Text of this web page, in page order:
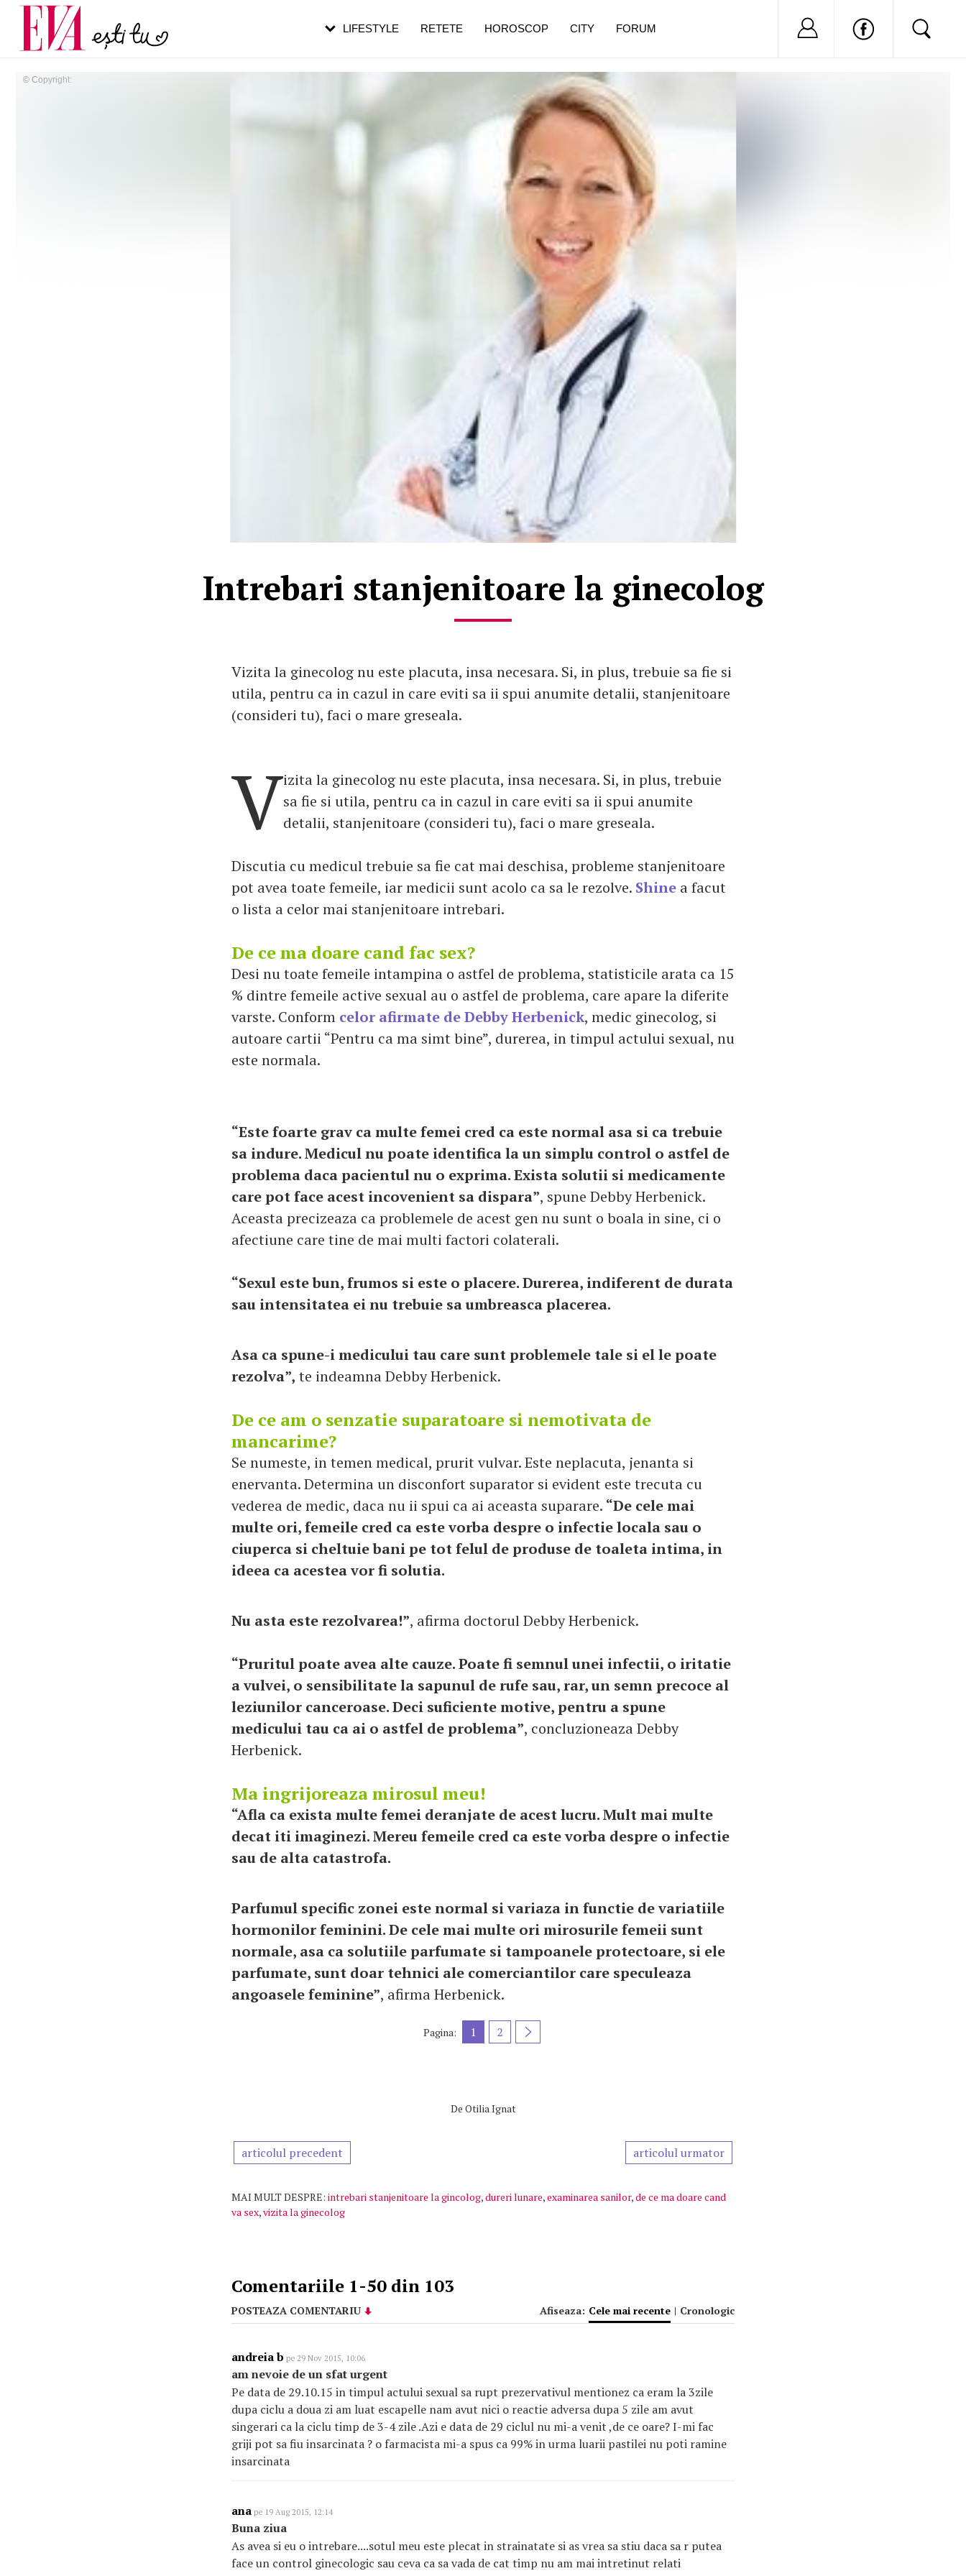
© Copyright:
Intrebari stanjenitoare la ginecolog
Vizita la ginecolog nu este placuta, insa necesara. Si, in plus, trebuie sa fie si
utila, pentru ca in cazul in care eviti sa ii spui anumite detalii, stanjenitoare
(consideri tu), faci o mare greseala.
Vizita la ginecolog nu este placuta, insa necesara. Si, in plus, trebuie
sa fie si utila, pentru ca in cazul in care eviti sa ii spui anumite
detalii, stanjenitoare (consideri tu), faci o mare greseala.
Discutia cu medicul trebuie sa fie cat mai deschisa, probleme stanjenitoare
pot avea toate femeile, iar medicii sunt acolo ca sa le rezolve. Shine a facut
o lista a celor mai stanjenitoare intrebari.
De ce ma doare cand fac sex?
Desi nu toate femeile intampina o astfel de problema, statisticile arata ca 15
% dintre femeile active sexual au o astfel de problema, care apare la diferite
varste. Conform celor afirmate de Debby Herbenick, medic ginecolog, si
autoare cartii “Pentru ca ma simt bine”, durerea, in timpul actului sexual, nu
este normala.
“Este foarte grav ca multe femei cred ca este normal asa si ca trebuie
sa indure. Medicul nu poate identifica la un simplu control o astfel de
problema daca pacientul nu o exprima. Exista solutii si medicamente
care pot face acest incovenient sa dispara”, spune Debby Herbenick.
Aceasta precizeaza ca problemele de acest gen nu sunt o boala in sine, ci o
afectiune care tine de mai multi factori colaterali.
“Sexul este bun, frumos si este o placere. Durerea, indiferent de durata
sau intensitatea ei nu trebuie sa umbreasca placerea.
Asa ca spune-i medicului tau care sunt problemele tale si el le poate
rezolva”, te indeamna Debby Herbenick.
De ce am o senzatie suparatoare si nemotivata de
mancarime?
Se numeste, in temen medical, prurit vulvar. Este neplacuta, jenanta si
enervanta. Determina un disconfort suparator si evident este trecuta cu
vederea de medic, daca nu ii spui ca ai aceasta suparare. “De cele mai
multe ori, femeile cred ca este vorba despre o infectie locala sau o
ciuperca si cheltuie bani pe tot felul de produse de toaleta intima, in
ideea ca acestea vor fi solutia.
Nu asta este rezolvarea!”, afirma doctorul Debby Herbenick.
“Pruritul poate avea alte cauze. Poate fi semnul unei infectii, o iritatie
a vulvei, o sensibilitate la sapunul de rufe sau, rar, un semn precoce al
leziunilor canceroase. Deci suficiente motive, pentru a spune
medicului tau ca ai o astfel de problema”, concluzioneaza Debby
Herbenick.
Ma ingrijoreaza mirosul meu!
“Afla ca exista multe femei deranjate de acest lucru. Mult mai multe
decat iti imaginezi. Mereu femeile cred ca este vorba despre o infectie
sau de alta catastrofa.
Parfumul specific zonei este normal si variaza in functie de variatiile
hormonilor feminini. De cele mai multe ori mirosurile femeii sunt
normale, asa ca solutiile parfumate si tampoanele protectoare, si ele
parfumate, sunt doar tehnici ale comerciantilor care speculeaza
angoasele feminine”, afirma Herbenick.
Pagina: 1 2
De Otilia Ignat
articolul precedent articolul urmator
MAI MULT DESPRE: intrebari stanjenitoare la gincolog,dureri lunare,examinarea sanilor,de ce ma doare cand
va sex,vizita la ginecolog
Comentariile 1-50 din 103
POSTEAZA COMENTARIU Afiseaza: Cele mai recente | Cronologic
andreia b pe 29 Nov 2015, 10:06
am nevoie de un sfat urgent
Pe data de 29.10.15 in timpul actului sexual sa rupt prezervativul mentionez ca eram la 3zile
dupa ciclu a doua zi am luat escapelle nam avut nici o reactie adversa dupa 5 zile am avut
singerari ca la ciclu timp de 3-4 zile .Azi e data de 29 ciclul nu mi-a venit ,de ce oare? I-mi fac
griji pot sa fiu insarcinata ? o farmacista mi-a spus ca 99% in urma luarii pastilei nu poti ramine
insarcinata
ana pe 19 Aug 2015, 12:14
Buna ziua
As avea si eu o intrebare....sotul meu este plecat in strainatate si as vrea sa stiu daca sa r putea
face un control ginecologic sau ceva ca sa vada de cat timp nu am mai intretinut relati
LIFESTYLE RETETE HOROSCOP CITY FORUM Nu ai cont?
Carieră
Actualitate
pe măsură ce înaintezi în vârstă
de dureroasă este investigația